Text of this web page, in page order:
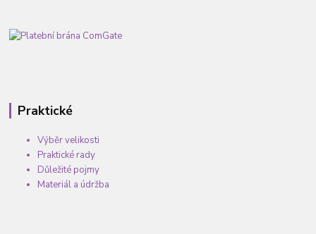
Praktické
Výběr velikosti
Praktické rady
Důležité pojmy
Materiál a údržba